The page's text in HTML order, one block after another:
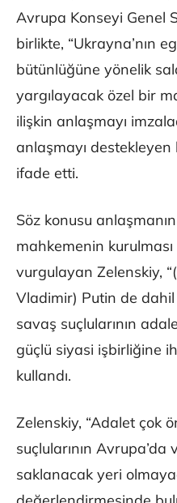
Avrupa Konseyi Genel
birlikte, “Ukrayna’nın
bütünlüğüne yönelik
yargılayacak özel bir
ilişkin anlaşmayı
anlaşmayı
ifade etti.
Söz konusu
mahkemenin
vurgulayan Zelenskiy,
Vladimir) Putin de
savaş suçlularının
güçlü siyasi işbirliğine
kullandı.
Zelenskiy, “Adalet çok
suçlularının
saklanacak yeri